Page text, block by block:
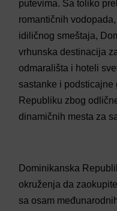
putevima. Sa toliko
romantičnih
idiličnog smeštaja,
vrhunska destinacija
odmarališta i hoteli
sastanke i
Republiku zbog
dinamičnih mesta za
Dominikanska
okruženja da
sa osam